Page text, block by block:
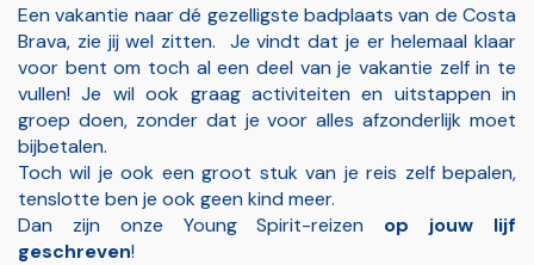
Een vakantie naar dé gezelligste badplaats van de Costa
Brava, zie jij wel zitten. Je vindt dat je er helemaal klaar
voor bent om toch al een deel van je vakantie zelf in te
vullen! Je wil ook graag activiteiten en uitstappen in
groep doen, zonder dat je voor alles afzonderlijk moet
bijbetalen.
Toch wil je ook een groot stuk van je reis zelf bepalen,
tenslotte ben je ook geen kind meer.
Dan zijn onze Young Spirit-reizen op jouw lijf
geschreven!